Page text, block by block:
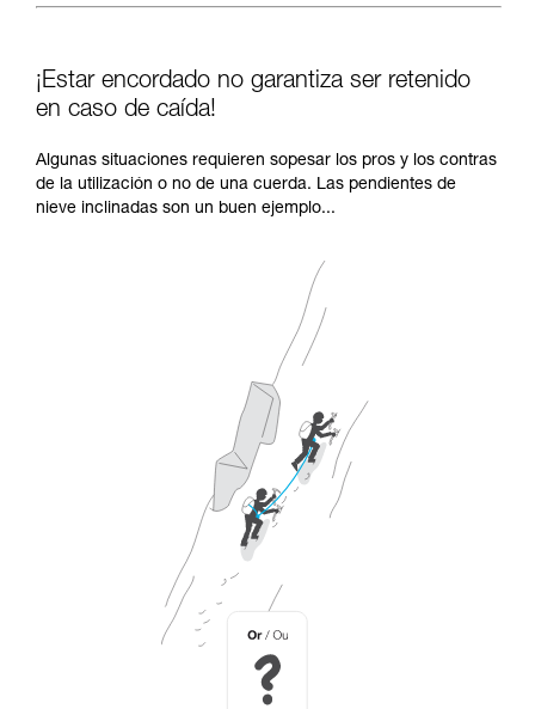
¡Estar encordado no garantiza ser retenido
en caso de caída!
Algunas situaciones requieren sopesar los pros y los contras
de la utilización o no de una cuerda. Las pendientes de
nieve inclinadas son un buen ejemplo...